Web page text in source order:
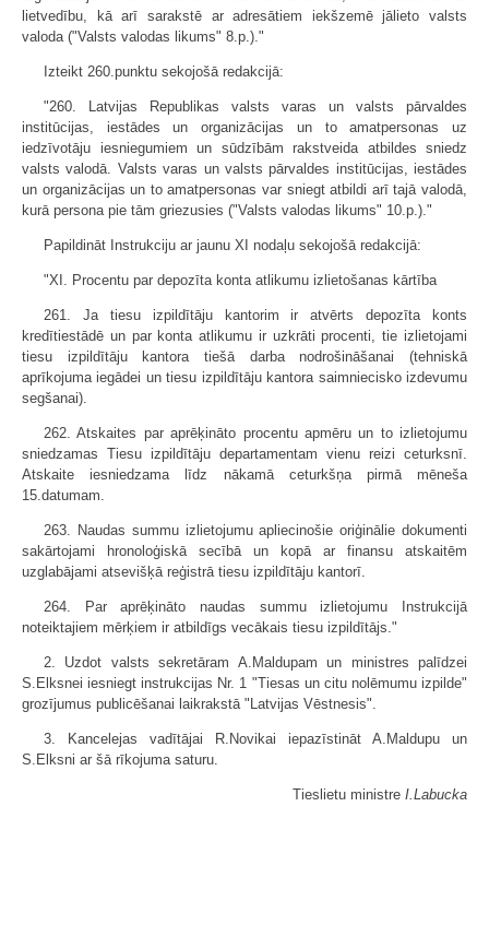
lietvedību, kā arī sarakstē ar adresātiem iekšzemē jālieto valsts
valoda ("Valsts valodas likums" 8.p.)."
Izteikt 260.punktu sekojošā redakcijā:
"260. Latvijas Republikas valsts varas un valsts pārvaldes
institūcijas, iestādes un organizācijas un to amatpersonas uz
iedzīvotāju iesniegumiem un sūdzībām rakstveida atbildes sniedz
valsts valodā. Valsts varas un valsts pārvaldes institūcijas, iestādes
un organizācijas un to amatpersonas var sniegt atbildi arī tajā valodā,
kurā persona pie tām griezusies ("Valsts valodas likums" 10.p.)."
Papildināt Instrukciju ar jaunu XI nodaļu sekojošā redakcijā:
"XI. Procentu par depozīta konta atlikumu izlietošanas kārtība
261. Ja tiesu izpildītāju kantorim ir atvērts depozīta konts
kredītiestādē un par konta atlikumu ir uzkrāti procenti, tie izlietojami
tiesu izpildītāju kantora tiešā darba nodrošināšanai (tehniskā
aprīkojuma iegādei un tiesu izpildītāju kantora saimniecisko izdevumu
segšanai).
262. Atskaites par aprēķināto procentu apmēru un to izlietojumu
sniedzamas Tiesu izpildītāju departamentam vienu reizi ceturksnī.
Atskaite iesniedzama līdz nākamā ceturkšņa pirmā mēneša
15.datumam.
263. Naudas summu izlietojumu apliecinošie oriģinālie dokumenti
sakārtojami hronoloģiskā secībā un kopā ar finansu atskaitēm
uzglabājami atsevišķā reģistrā tiesu izpildītāju kantorī.
264. Par aprēķināto naudas summu izlietojumu Instrukcijā
noteiktajiem mērķiem ir atbildīgs vecākais tiesu izpildītājs."
2. Uzdot valsts sekretāram A.Maldupam un ministres palīdzei
S.Elksnei iesniegt instrukcijas Nr. 1 "Tiesas un citu nolēmumu izpilde"
grozījumus publicēšanai laikrakstā "Latvijas Vēstnesis".
3. Kancelejas vadītājai R.Novikai iepazīstināt A.Maldupu un
S.Elksni ar šā rīkojuma saturu.
Tieslietu ministre I.Labucka